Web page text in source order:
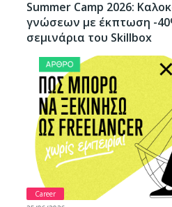
Summer Camp 2026:
γνώσεων με έκπτωση -
σεμινάρια του Skillbox
Career